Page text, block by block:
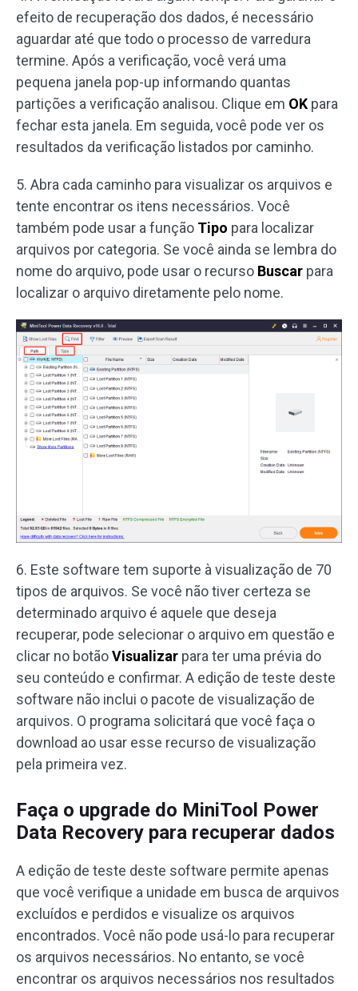
efeito de recuperação dos dados, é necessário
aguardar até que todo o processo de varredura
termine. Após a verificação, você verá uma
pequena janela pop-up informando quantas
partições a verificação analisou. Clique em OK para
fechar esta janela. Em seguida, você pode ver os
resultados da verificação listados por caminho.
5. Abra cada caminho para visualizar os arquivos e
tente encontrar os itens necessários. Você
também pode usar a função Tipo para localizar
arquivos por categoria. Se você ainda se lembra do
nome do arquivo, pode usar o recurso Buscar para
localizar o arquivo diretamente pelo nome.
6. Este software tem suporte à visualização de 70
tipos de arquivos. Se você não tiver certeza se
determinado arquivo é aquele que deseja
recuperar, pode selecionar o arquivo em questão e
clicar no botãoVisualizar para ter uma prévia do
seu conteúdo e confirmar. A edição de teste deste
software não inclui o pacote de visualização de
arquivos. O programa solicitará que você faça o
download ao usar esse recurso de visualização
pela primeira vez.
Faça o upgrade do MiniTool Power
Data Recovery para recuperar dados
A edição de teste deste software permite apenas
que você verifique a unidade em busca de arquivos
excluídos e perdidos e visualize os arquivos
encontrados. Você não pode usá-lo para recuperar
os arquivos necessários. No entanto, se você
encontrar os arquivos necessários nos resultados